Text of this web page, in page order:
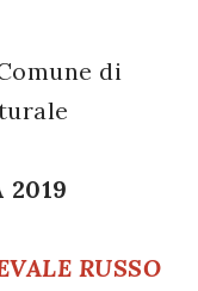
di
2019
RUSSO